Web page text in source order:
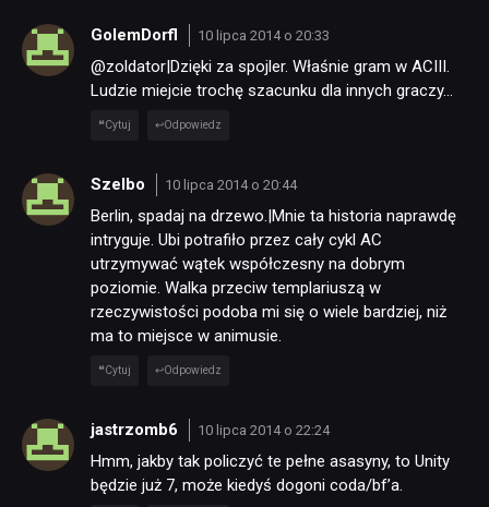
GolemDorfl 10 lipca 2014 o 20:33
@zoldator|Dzięki za spojler. Właśnie gram w ACIII.
Ludzie miejcie trochę szacunku dla innych graczy…
Cytuj Odpowiedz
Szelbo 10 lipca 2014 o 20:44
Berlin, spadaj na drzewo.|Mnie ta historia naprawdę
intryguje. Ubi potrafiło przez cały cykl AC
utrzymywać wątek współczesny na dobrym
poziomie. Walka przeciw templariuszą w
rzeczywistości podoba mi się o wiele bardziej, niż
ma to miejsce w animusie.
Cytuj Odpowiedz
jastrzomb6 10 lipca 2014 o 22:24
Hmm, jakby tak policzyć te pełne asasyny, to Unity
będzie już 7, może kiedyś dogoni coda/bf’a.